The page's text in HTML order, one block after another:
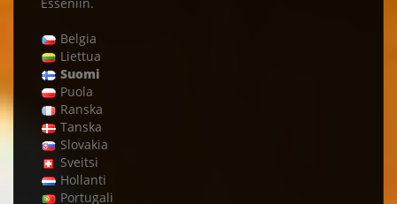
Belgia
Liettua
Suomi
Puola
Ranska
Tanska
Slovakia
Sveitsi
Hollanti
Portugali